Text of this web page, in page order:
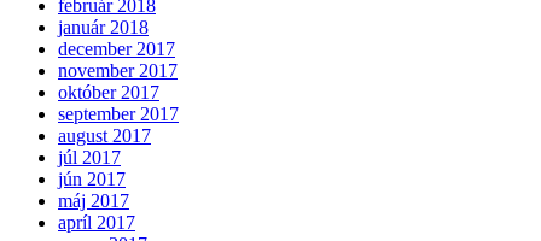
február 2018
január 2018
december 2017
november 2017
október 2017
september 2017
august 2017
júl 2017
jún 2017
máj 2017
apríl 2017